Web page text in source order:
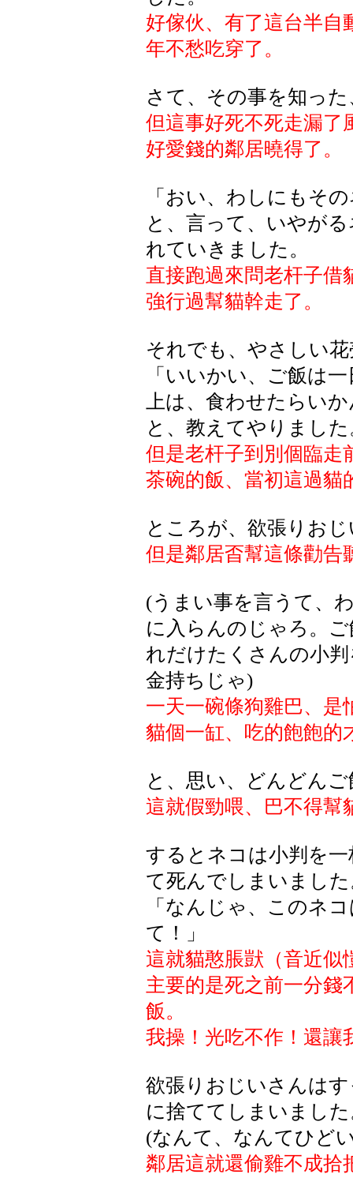
好傢伙、有了這台半自
年不愁吃穿了。
さて、その事を知っ
但這事好死不死走漏了
好愛錢的鄰居曉得了。
「おい、わしにもそ
と、言って、いやが
れていきました。
直接跑過來問老杆子借
強行過幫貓幹走了。
それでも、やさしい
「いいかい、ご飯は
上は、食わせたらい
と、教えてやりました
但是老杆子到別個臨走
茶碗的飯、當初這過貓
ところが、欲張りお
但是鄰居㫘幫這條勸告
(うまい事を言うて、
に入らんのじゃろ。
れだけたくさんの小
金持ちじゃ)
一天一碗條狗雞巴、是
貓個一缸、吃的飽飽的
と、思い、どんどん
這就假勁喂、巴不得幫
するとネコは小判を
て死んでしまいまし
「なんじゃ、このネ
て！」
這就貓憨脹獃（音近似
主要的是死之前一分錢
飯。
我操！光吃不作！還讓
欲張りおじいさんは
に捨ててしまいまし
(なんて、なんてひど
鄰居這就還偷雞不成拾